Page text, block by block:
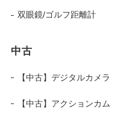
双眼鏡/ゴルフ距離計
中古
【中古】デジタルカメラ
【中古】アクションカム